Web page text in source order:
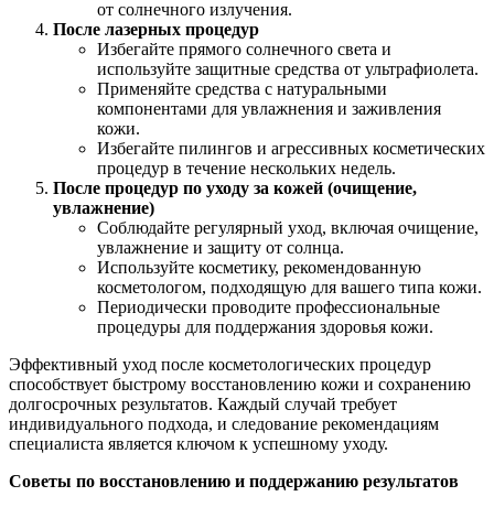
от солнечного излучения.
После лазерных процедур
Избегайте прямого солнечного света и
используйте защитные средства от ультрафиолета.
Применяйте средства с натуральными
компонентами для увлажнения и заживления
кожи.
Избегайте пилингов и агрессивных косметических
процедур в течение нескольких недель.
После процедур по уходу за кожей (очищение,
увлажнение)
Соблюдайте регулярный уход, включая очищение,
увлажнение и защиту от солнца.
Используйте косметику, рекомендованную
косметологом, подходящую для вашего типа кожи.
Периодически проводите профессиональные
процедуры для поддержания здоровья кожи.
Эффективный уход после косметологических процедур
способствует быстрому восстановлению кожи и сохранению
долгосрочных результатов. Каждый случай требует
индивидуального подхода, и следование рекомендациям
специалиста является ключом к успешному уходу.
Советы по восстановлению и поддержанию результатов